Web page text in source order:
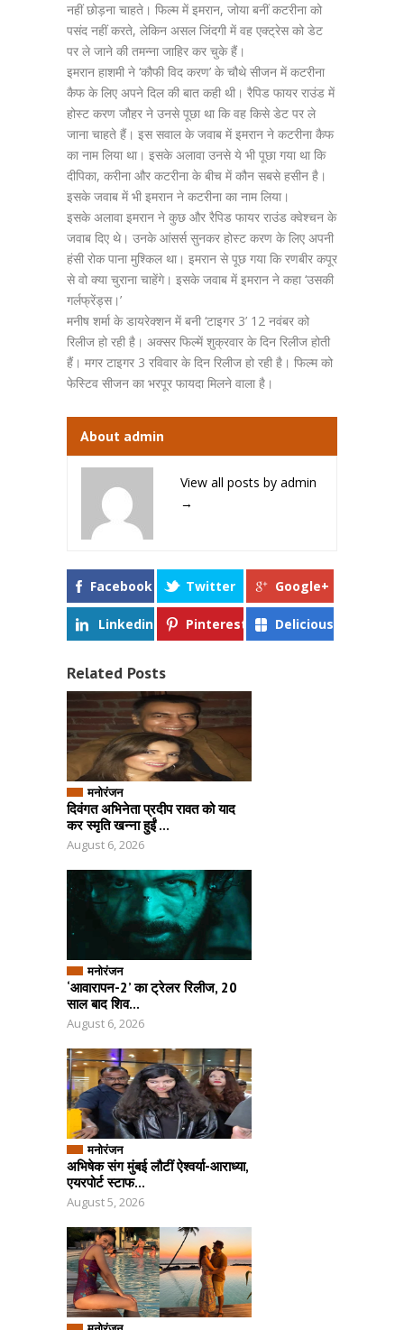
नहीं छोड़ना चाहते। फिल्म में इमरान, जोया बनीं कटरीना को
पसंद नहीं करते, लेकिन असल जिंदगी में वह एक्ट्रेस को डेट
पर ले जाने की तमन्ना जाहिर कर चुके हैं।
इमरान हाशमी ने ‘कौफी विद करण’ के चौथे सीजन में कटरीना
कैफ के लिए अपने दिल की बात कही थी। रैपिड फायर राउंड में
होस्ट करण जौहर ने उनसे पूछा था कि वह किसे डेट पर ले
जाना चाहते हैं। इस सवाल के जवाब में इमरान ने कटरीना कैफ
का नाम लिया था। इसके अलावा उनसे ये भी पूछा गया था कि
दीपिका, करीना और कटरीना के बीच में कौन सबसे हसीन है।
इसके जवाब में भी इमरान ने कटरीना का नाम लिया।
इसके अलावा इमरान ने कुछ और रैपिड फायर राउंड क्वेश्चन के
जवाब दिए थे। उनके आंसर्स सुनकर होस्ट करण के लिए अपनी
हंसी रोक पाना मुश्किल था। इमरान से पूछ गया कि रणबीर कपूर
से वो क्या चुराना चाहेंगे। इसके जवाब में इमरान ने कहा ‘उसकी
गर्लफ्रेंड्स।’
मनीष शर्मा के डायरेक्शन में बनी ‘टाइगर 3’ 12 नवंबर को
रिलीज हो रही है। अक्सर फिल्में शुक्रवार के दिन रिलीज होती
हैं। मगर टाइगर 3 रविवार के दिन रिलीज हो रही है। फिल्म को
फेस्टिव सीजन का भरपूर फायदा मिलने वाला है।
About admin
View all posts by admin
→
Facebook Twitter Google+
Linkedin Pinterest Delicious
Related Posts
मनोरंजन
दिवंगत अभिनेता प्रदीप रावत को याद
कर स्मृति खन्ना हुईं ...
August 6, 2026
मनोरंजन
‘आवारापन-2’ का ट्रेलर रिलीज, 20
साल बाद शिव...
August 6, 2026
मनोरंजन
अभिषेक संग मुंबई लौटीं ऐश्वर्या-आराध्या,
एयरपोर्ट स्टाफ...
August 5, 2026